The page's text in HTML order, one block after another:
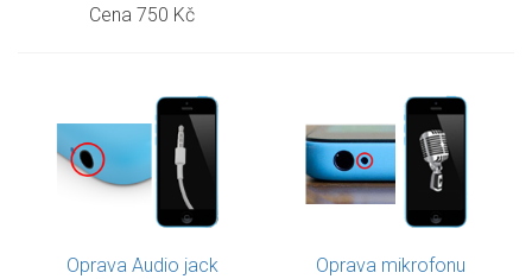
Cena 750 Kč
Oprava Audio jack
Oprava mikrofonu